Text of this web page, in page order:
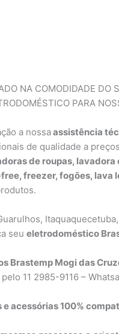
NA COMODIDADE DO
PARA
a nossaassistência
de qualidade a
de roupas,
freezer, fogões, lava
seu eletrodoméstico
Brastemp Mogi das
11 2985-9116 –
acessórias 100%